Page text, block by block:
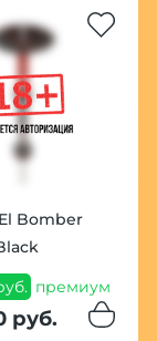
Bomber
премиум
руб.